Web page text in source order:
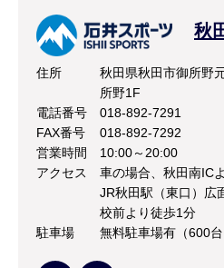
秋
住所
秋田県秋田市御所野
所野1F
電話番号
018-892-7291
FAX番号
018-892-7292
営業時間
10:00～20:00
アクセス
車の場合、秋田南IC
JR秋田駅（東口）広
校前より徒歩1分
駐車場
無料駐車場有（600台